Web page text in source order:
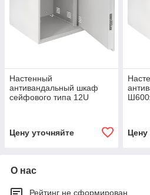
Настенный
антивандальный шкаф
сейфового типа 12U
Цену уточняйте Цену
О нас
Рейтинг не сформирован